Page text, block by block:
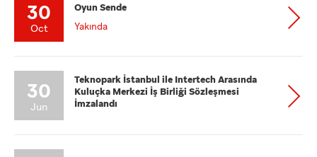
30
Oct
Oyun Sende
Yakında
30
Jun
Teknopark İstanbul ile Intertech Arasında
Kuluçka Merkezi İş Birliği Sözleşmesi
İmzalandı